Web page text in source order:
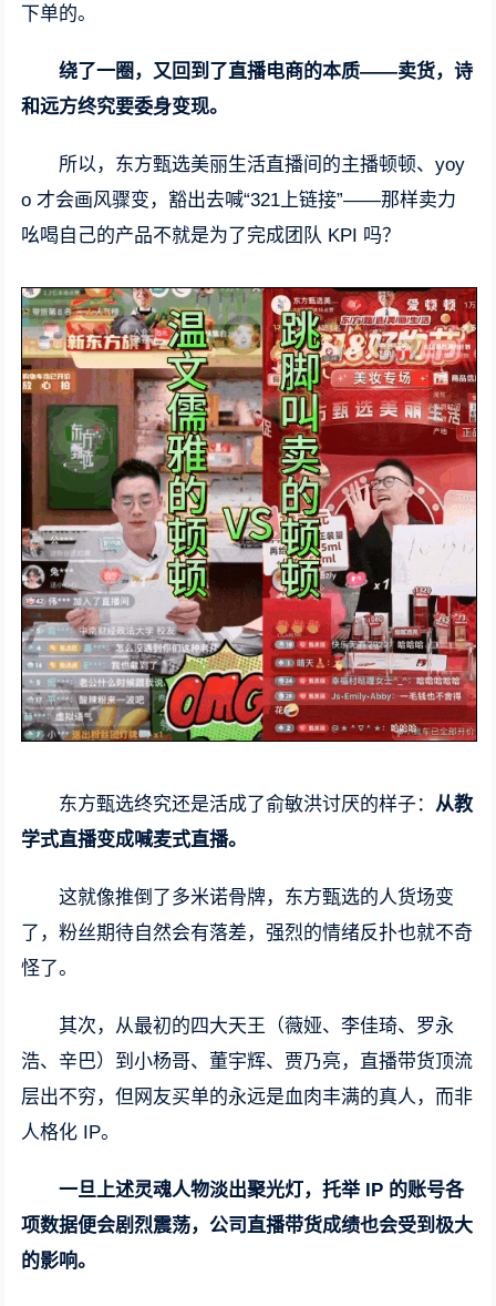
下单的。
绕了一圈，又回到了直播电商的本质——卖货，诗
和远方终究要委身变现。
所以，东方甄选美丽生活直播间的主播顿顿、yoy
o 才会画风骤变，豁出去喊“321上链接”——那样卖力
吆喝自己的产品不就是为了完成团队 KPI 吗？
东方甄选终究还是活成了俞敏洪讨厌的样子： 从教
学式直播变成喊麦式直播。
这就像推倒了多米诺骨牌，东方甄选的人货场变
了，粉丝期待自然会有落差，强烈的情绪反扑也就不奇
怪了。
其次，从最初的四大天王（薇娅、李佳琦、罗永
浩、辛巴）到小杨哥、董宇辉、贾乃亮，直播带货顶流
层出不穷，但网友买单的永远是血肉丰满的真人，而非
人格化 IP。
一旦上述灵魂人物淡出聚光灯，托举 IP 的账号各
项数据便会剧烈震荡，公司直播带货成绩也会受到极大
的影响。